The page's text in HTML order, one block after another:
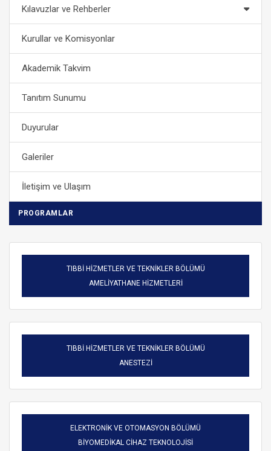
Kılavuzlar ve Rehberler
Kurullar ve Komisyonlar
Akademik Takvim
Tanıtım Sunumu
Duyurular
Galeriler
İletişim ve Ulaşım
PROGRAMLAR
TIBBİ HİZMETLER VE TEKNİKLER BÖLÜMÜ
AMELİYATHANE HİZMETLERİ
TIBBİ HİZMETLER VE TEKNİKLER BÖLÜMÜ
ANESTEZİ
ELEKTRONİK VE OTOMASYON BÖLÜMÜ
BİYOMEDİKAL CİHAZ TEKNOLOJİSİ